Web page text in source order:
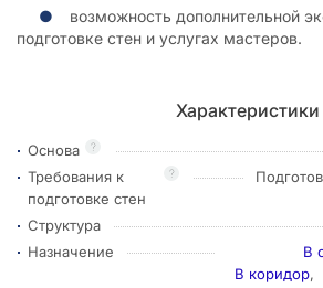
возможность дополнительной
подготовке стен и услугах мастеров.
Характеристики
?
Основа
?
Требования к
подготовке стен
Структура
Назначение
В
В коридор,